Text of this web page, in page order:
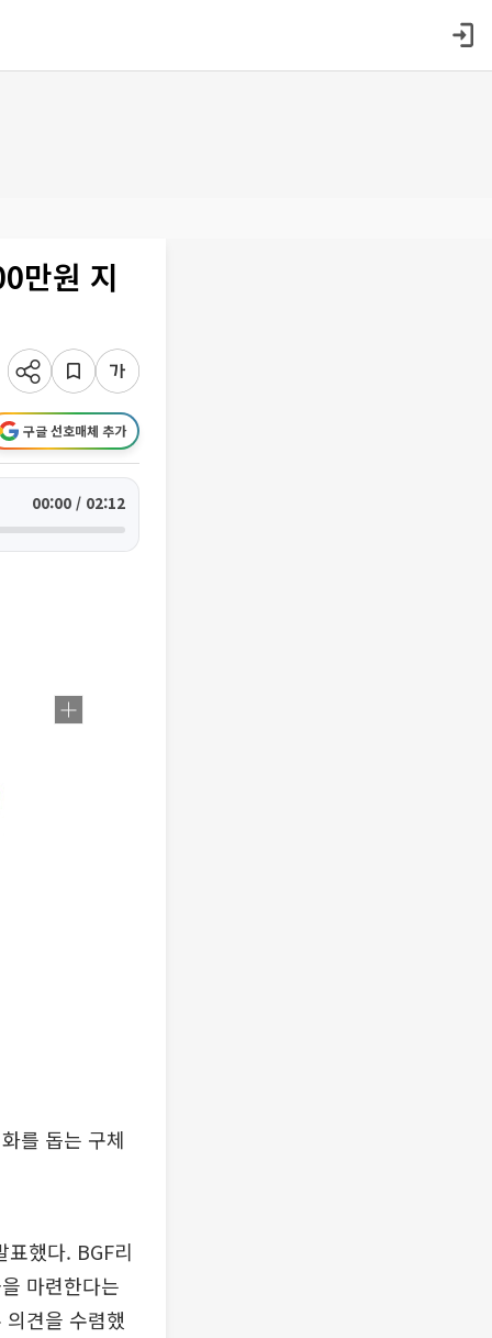
만원 지
구글 선호매체 추가
00:00 / 02:12
를 돕는 구체
했다. BGF리
마련한다는
견을 수렴했